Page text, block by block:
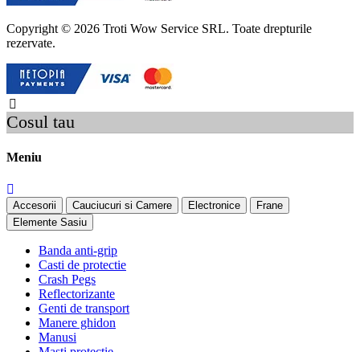
Copyright © 2026 Troti Wow Service SRL. Toate drepturile
rezervate.
Cosul tau
Meniu
Accesorii Cauciucuri si Camere Electronice
Frane
Elemente Sasiu
Banda anti-grip
Casti de protectie
Crash Pegs
Reflectorizante
Genti de transport
Manere ghidon
Manusi